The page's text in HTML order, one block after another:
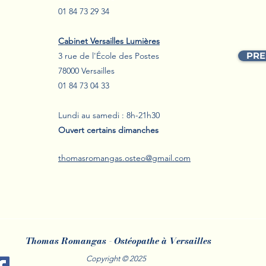
Récupération après un
marathon à Versailles : les
bienfaits du drainage
lymphatique
:
01 84 73 29 34
Cabinet Versailles Lumières
3 rue de l'École des Postes
78000 Versailles
01 84 73 04 33
Lundi au samedi : 8h-21h30
Ouvert certains dimanches
thomasromangas.osteo@gmail.com
Thomas Romangas - Ostéopathe à Versailles
Copyright © 2025